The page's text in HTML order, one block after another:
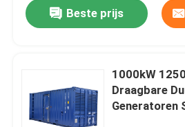
Fabrieksreis
Kwaliteitscontrole
Verzoek om een Citaat
Beste prijs
1000kW
Draagbare
Generatoren